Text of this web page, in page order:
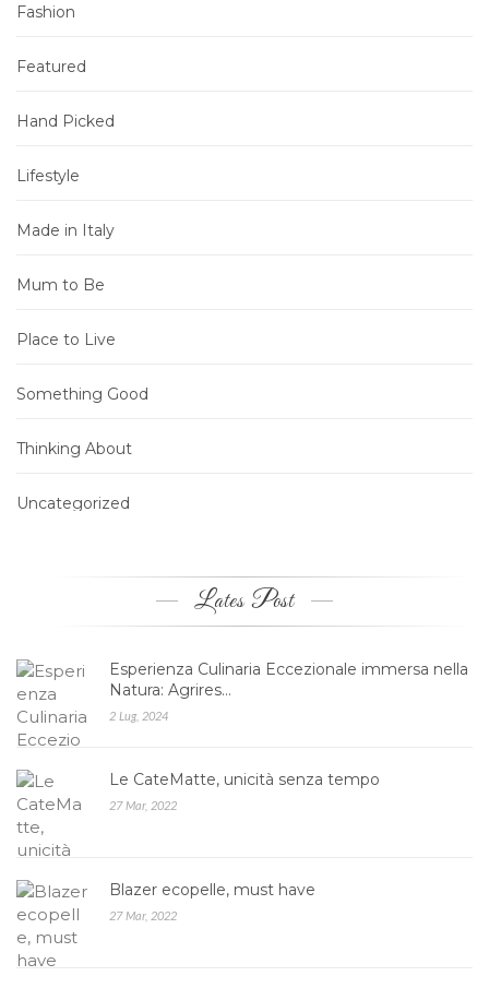
Fashion
Featured
Hand Picked
Lifestyle
Made in Italy
Mum to Be
Place to Live
Something Good
Thinking About
Uncategorized
Lates Post
Esperienza Culinaria Eccezionale immersa nella
Natura: Agrires…
2 Lug, 2024
Le CateMatte, unicità senza tempo
27 Mar, 2022
Blazer ecopelle, must have
27 Mar, 2022